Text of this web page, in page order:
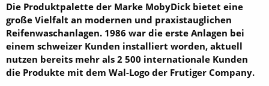
Die Produktpalette der Marke MobyDick bietet eine
große Vielfalt an modernen und praxistauglichen
Reifenwaschanlagen. 1986 war die erste Anlagen bei
einem schweizer Kunden installiert worden, aktuell
nutzen bereits mehr als 2 500 inter­nationale Kunden
die Produkte mit dem Wal-Logo der Frutiger Company.